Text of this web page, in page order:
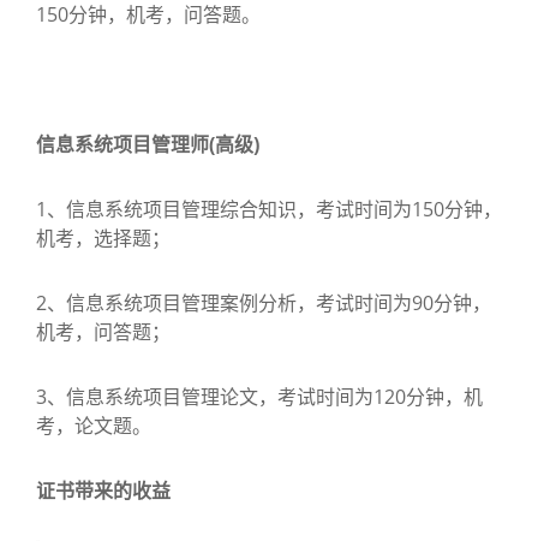
150分钟，机考，问答题。
信息系统项目管理师(高级)
1、信息系统项目管理综合知识，考试时间为150分钟，
机考，选择题；
2、信息系统项目管理案例分析，考试时间为90分钟，
机考，问答题；
3、信息系统项目管理论文，考试时间为120分钟，机
考，论文题。
证书带来的收益